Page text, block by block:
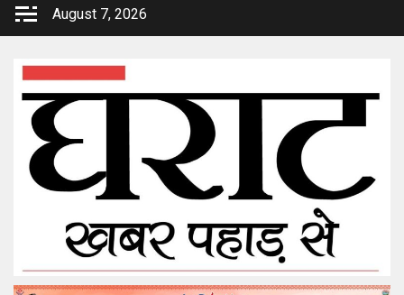
Skip
August 7, 2026